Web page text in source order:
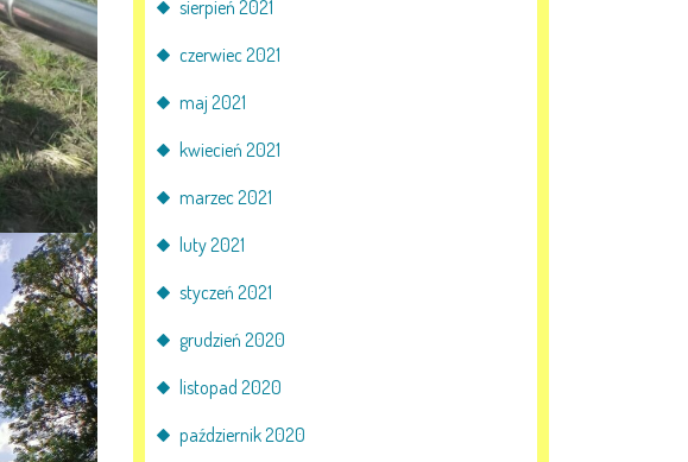
sierpień 2021
czerwiec 2021
maj 2021
kwiecień 2021
marzec 2021
luty 2021
styczeń 2021
grudzień 2020
listopad 2020
październik 2020